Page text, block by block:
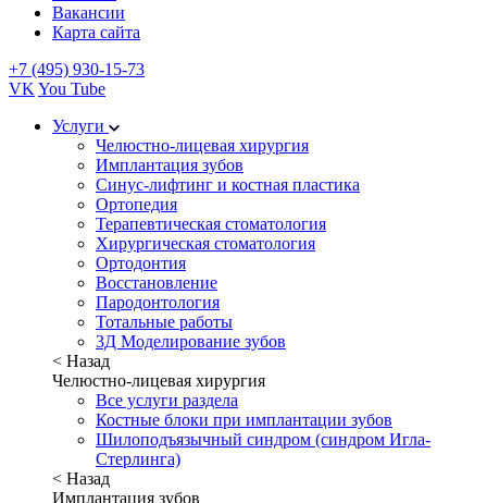
Вакансии
Карта сайта
+7 (495) 930-15-73
VK You Tube
Услуги
Челюстно-лицевая хирургия
Имплантация зубов
Синус-лифтинг и костная пластика
Ортопедия
Терапевтическая стоматология
Хирургическая стоматология
Ортодонтия
Восстановление
Пародонтология
Тотальные работы
3Д Моделирование зубов
< Назад
Челюстно-лицевая хирургия
Все услуги раздела
Костные блоки при имплантации зубов
Шилоподъязычный синдром (синдром Игла-
Стерлинга)
< Назад
Имплантация зубов